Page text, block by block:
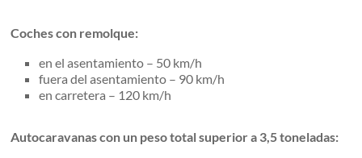
Coches con remolque:
en el asentamiento – 50 km/h
fuera del asentamiento – 90 km/h
en carretera – 120 km/h
Autocaravanas con un peso total superior a 3,5 toneladas: